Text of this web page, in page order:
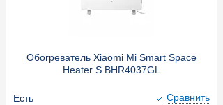
Обогреватель Xiaomi Mi Smart Space
Heater S BHR4037GL
Есть Cравнить